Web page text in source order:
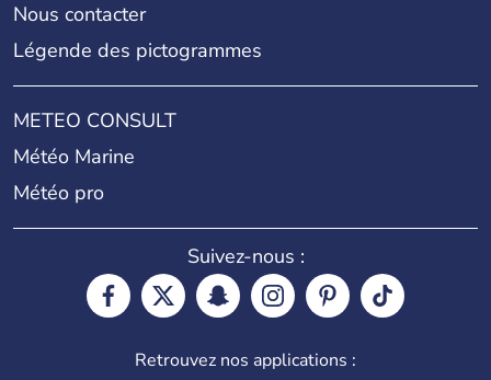
Nous contacter
Légende des pictogrammes
METEO CONSULT
Météo Marine
Météo pro
Suivez-nous :
Retrouvez nos applications :